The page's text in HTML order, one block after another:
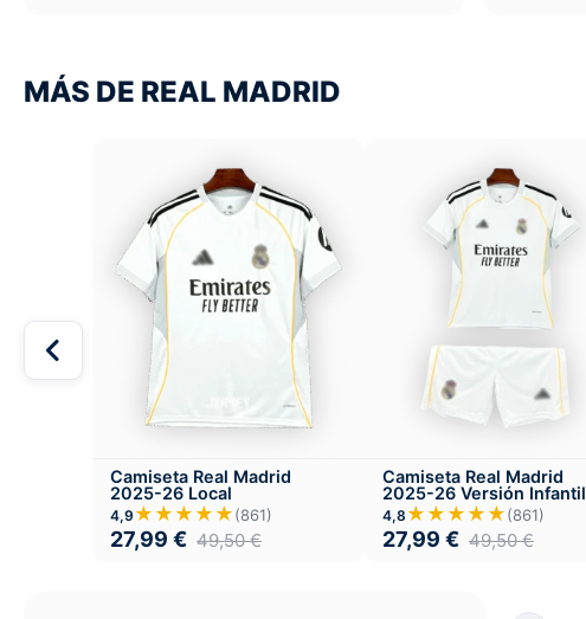
MÁS DE REAL MADRID
Camiseta Real Madrid
2025-26 Local
4,9 ★★★★★(861)
27,99 € 49,50€
Camiseta Real Madrid
2025-26 Versión Infantil
Local
4,8 ★★★★★(861)
27,99 € 49,50€